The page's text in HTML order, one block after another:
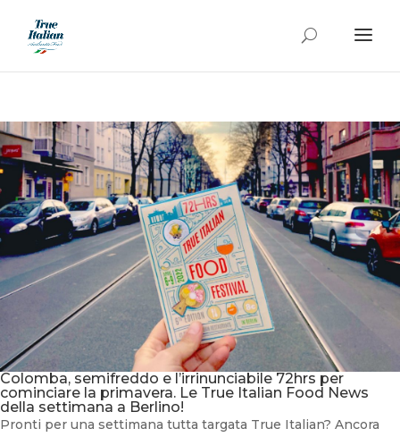
Colomba, semifreddo e l’irrinunciabile 72hrs per
cominciare la primavera. Le True Italian Food News
della settimana a Berlino!
Pronti per una settimana tutta targata True Italian? Ancora